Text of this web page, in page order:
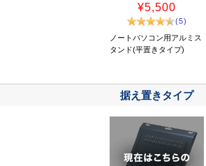
¥5,500
(5)
ノートパソコン用アルミス
タンド(平置きタイプ)
据え置きタイプ